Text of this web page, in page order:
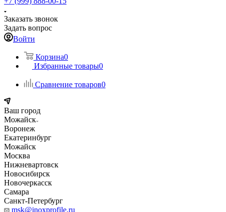
Заказать звонок
Задать вопрос
Войти
Корзина0
Избранные товары0
Сравнение товаров0
Ваш город
Можайск
Воронеж
Екатеринбург
Можайск
Москва
Нижневартовск
Новосибирск
Новочеркасск
Самара
Санкт-Петербург
msk@inoxprofile.ru